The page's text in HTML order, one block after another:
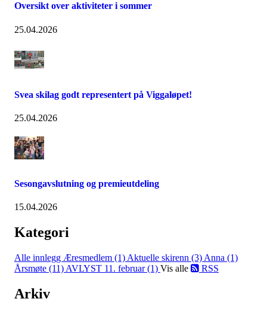
Oversikt over aktiviteter i sommer
25.04.2026
Svea skilag godt representert på Viggaløpet!
25.04.2026
Sesongavslutning og premieutdeling
15.04.2026
Kategori
Alle innlegg Æresmedlem (1) Aktuelle skirenn (3) Anna (1)
Årsmøte (11) AVLYST 11. februar (1) Vis alle RSS
Arkiv